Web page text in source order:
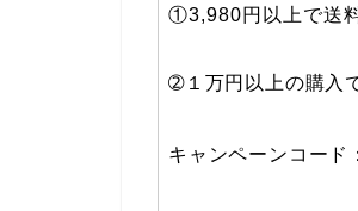
①3,980円以上で送
➁１万円以上の購入
キャンペーンコード：